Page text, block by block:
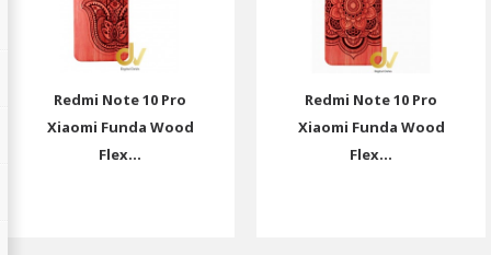
Redmi Note 10 Pro
Xiaomi Funda Wood
Flex...
Redmi Note 10 Pro
Xiaomi Funda Wood
Flex...